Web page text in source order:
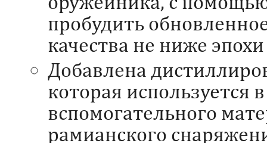
пробудить
качества не ниже
Добавлена
которая используется
вспомогательного
рамианского